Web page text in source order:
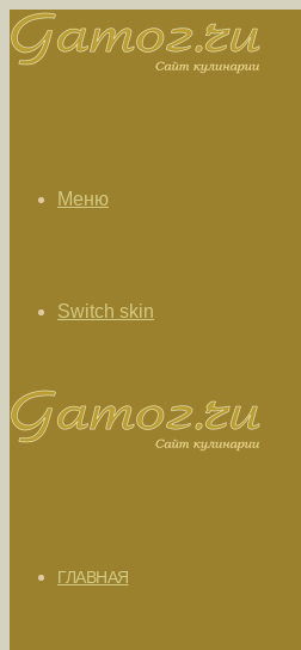
Меню
Switch skin
ГЛАВНАЯ